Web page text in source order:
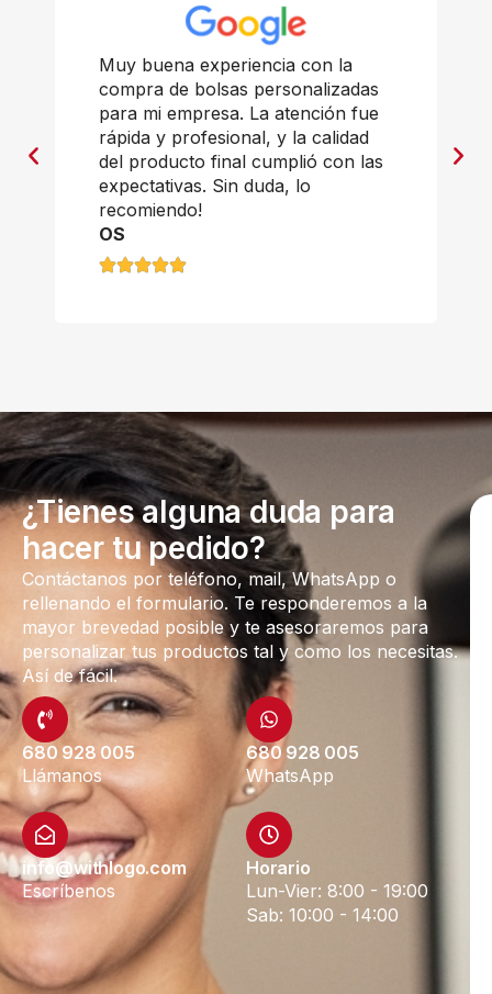
Muy buena experiencia con la
compra de bolsas personalizadas
para mi empresa. La atención fue
rápida y profesional, y la calidad
del producto final cumplió con las
expectativas. Sin duda, lo
recomiendo!
OS
¿Tienes alguna duda para
hacer tu pedido?
Contáctanos por teléfono, mail, WhatsApp o
rellenando el formulario. Te responderemos a la
mayor brevedad posible y te asesoraremos para
personalizar tus productos tal y como los necesitas.
Así de fácil.
680 928 005
Llámanos
680 928 005
WhatsApp
info@withlogo.com
Escríbenos
Horario
Lun-Vier: 8:00 - 19:00
Sab: 10:00 - 14:00